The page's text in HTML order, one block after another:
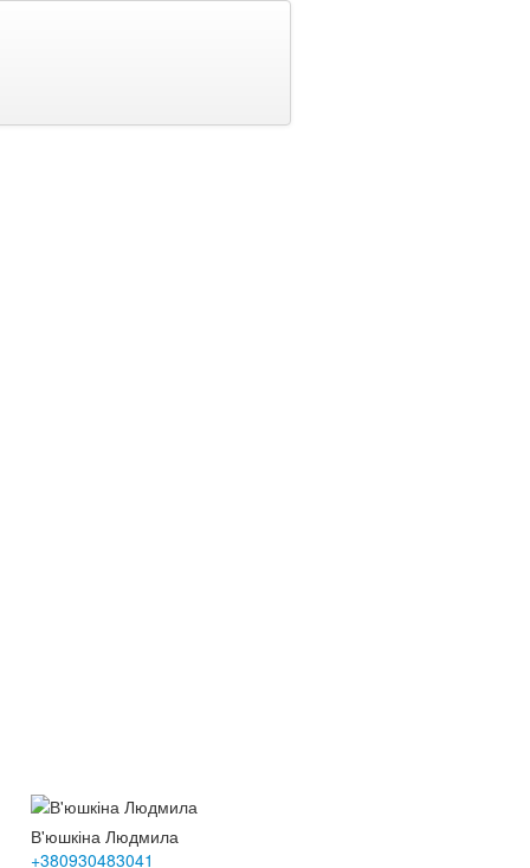
В'юшкіна Людмила
+380930483041